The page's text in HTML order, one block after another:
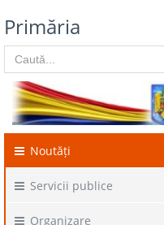
Primăria
Noutăți
Servicii publice
Organizare